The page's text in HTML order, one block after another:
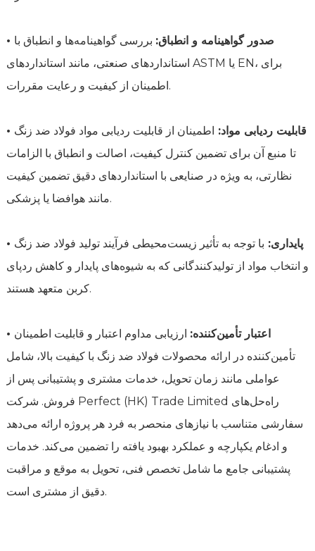
• صدور گواهینامه و انطباق: بررسی گواهینامه‌ها و انطباق با
استانداردهای صنعتی، مانند استانداردهای ASTM یا EN، برای
اطمینان از کیفیت و رعایت مقررات.
• قابلیت ردیابی مواد: اطمینان از قابلیت ردیابی مواد فولاد ضد زنگ
تا منبع آن برای تضمین کنترل کیفیت، اصالت و انطباق با الزامات
نظارتی، به ویژه در صنایعی با استانداردهای دقیق تضمین کیفیت
مانند هوافضا یا پزشکی.
• پایداری: با توجه به تأثیر زیست‌محیطی فرآیند تولید فولاد ضد زنگ
و انتخاب مواد از تولیدکنندگانی که به شیوه‌های پایدار و کاهش ردپای
کربن متعهد هستند.
• اعتبار تأمین‌کننده: ارزیابی مداوم اعتبار و قابلیت اطمینان
تأمین‌کننده در ارائه محصولات فولاد ضد زنگ با کیفیت بالا، شامل
عواملی مانند زمان تحویل، خدمات مشتری و پشتیبانی پس از
فروش. شرکت Perfect (HK) Trade Limited راه‌حل‌های
سفارشی متناسب با نیازهای منحصر به فرد هر پروژه ارائه می‌دهد
و ادغام یکپارچه و عملکرد بهبود یافته را تضمین می‌کند. خدمات
پشتیبانی جامع ما شامل تخصص فنی، تحویل به موقع و مراقبت
دقیق از مشتری است.